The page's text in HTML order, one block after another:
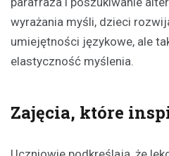
wyrażania myśli, dzieci
umiejętności językowe, ale
elastyczność myślenia.
Zajęcia, które